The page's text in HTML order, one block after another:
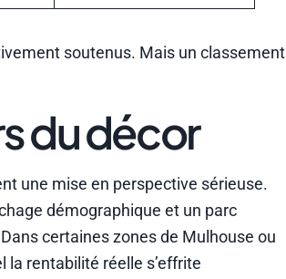
soutenus. Mais un classement
du décor
une mise en perspective sérieuse.
démographique et un parc
certaines zones de Mulhouse ou
la rentabilité réelle s’effrite